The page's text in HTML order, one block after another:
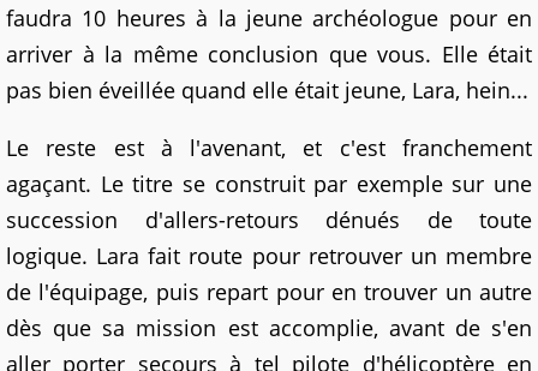
faudra 10 heures à la jeune archéologue pour en
arriver à la même conclusion que vous. Elle était
pas bien éveillée quand elle était jeune, Lara, hein...
Le reste est à l'avenant, et c'est franchement
agaçant. Le titre se construit par exemple sur une
succession d'allers-retours dénués de toute
logique. Lara fait route pour retrouver un membre
de l'équipage, puis repart pour en trouver un autre
dès que sa mission est accomplie, avant de s'en
aller porter secours à tel pilote d'hélicoptère en